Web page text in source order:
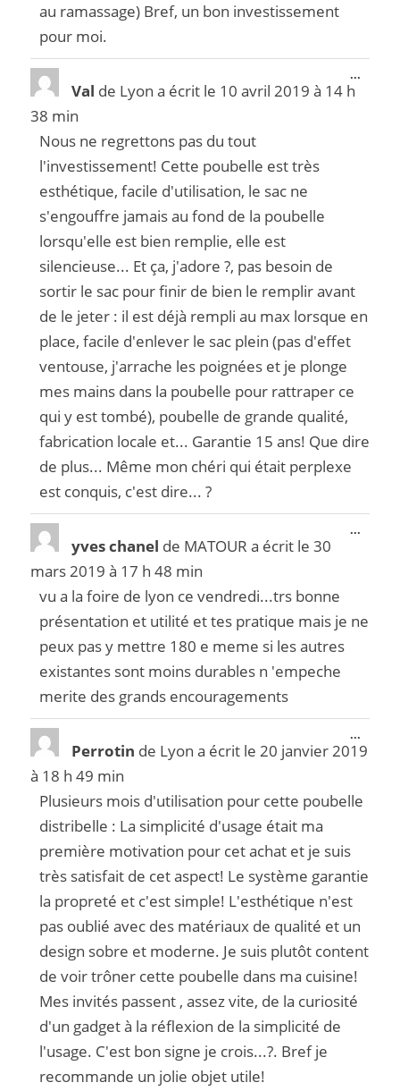
au ramassage) Bref, un bon investissement
pour moi.
Val de Lyon a écrit le 10 avril 2019 à 14 h
38 min
Nous ne regrettons pas du tout
l'investissement! Cette poubelle est très
esthétique, facile d'utilisation, le sac ne
s'engouffre jamais au fond de la poubelle
lorsqu'elle est bien remplie, elle est
silencieuse... Et ça, j'adore ?, pas besoin de
sortir le sac pour finir de bien le remplir avant
de le jeter : il est déjà rempli au max lorsque en
place, facile d'enlever le sac plein (pas d'effet
ventouse, j'arrache les poignées et je plonge
mes mains dans la poubelle pour rattraper ce
qui y est tombé), poubelle de grande qualité,
fabrication locale et... Garantie 15 ans! Que dire
de plus... Même mon chéri qui était perplexe
est conquis, c'est dire... ?
...
yves chanel de MATOUR a écrit le 30
mars 2019 à 17 h 48 min
vu a la foire de lyon ce vendredi...trs bonne
présentation et utilité et tes pratique mais je ne
peux pas y mettre 180 e meme si les autres
existantes sont moins durables n 'empeche
merite des grands encouragements
...
Perrotin de Lyon a écrit le 20 janvier 2019
à 18 h 49 min
Plusieurs mois d'utilisation pour cette poubelle
distribelle : La simplicité d'usage était ma
première motivation pour cet achat et je suis
très satisfait de cet aspect! Le système garantie
la propreté et c'est simple! L'esthétique n'est
pas oublié avec des matériaux de qualité et un
design sobre et moderne. Je suis plutôt content
de voir trôner cette poubelle dans ma cuisine!
Mes invités passent , assez vite, de la curiosité
d'un gadget à la réflexion de la simplicité de
l'usage. C'est bon signe je crois...?. Bref je
recommande un jolie objet utile!
...